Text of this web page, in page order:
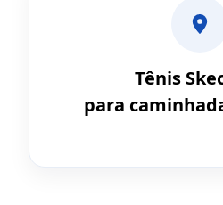
Tênis
para